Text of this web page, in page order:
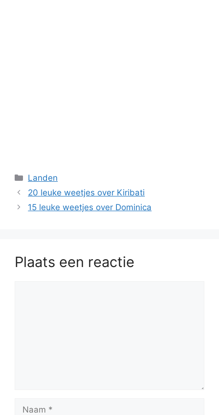
Categorieën
Landen
20 leuke weetjes over Kiribati
15 leuke weetjes over Dominica
Plaats een reactie